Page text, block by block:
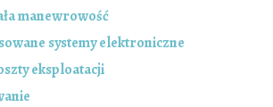
manewrowość
systemy elektroniczne
eksploatacji